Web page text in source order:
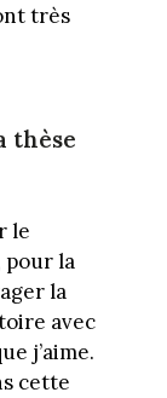
très
thèse
le
pour la
la
avec
j’aime.
cette